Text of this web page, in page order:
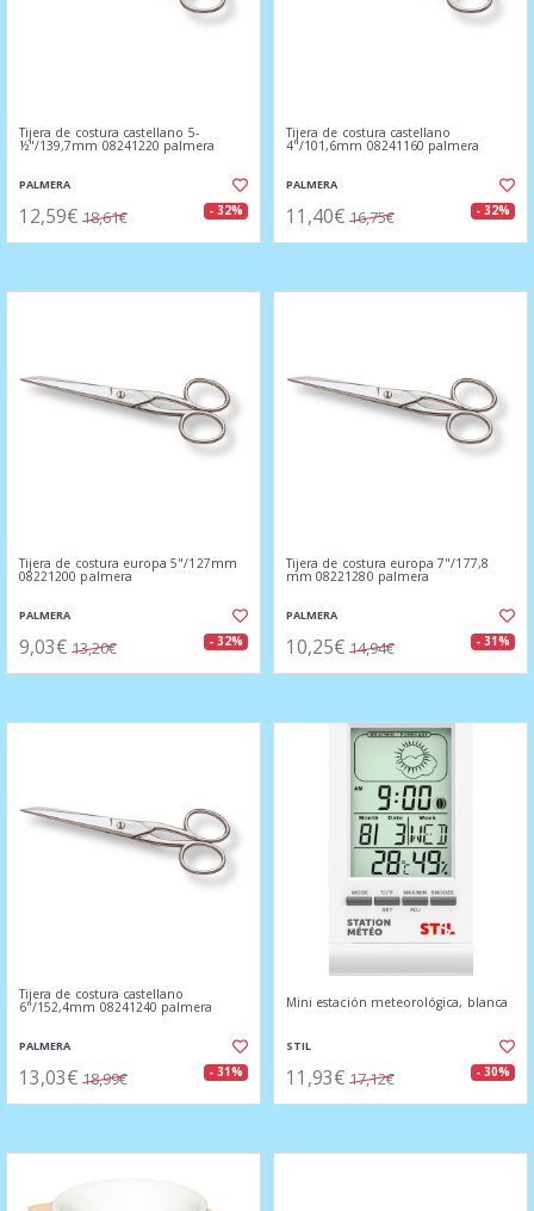
Tijera de costura castellano 5-
½"/139,7mm 08241220 palmera
PALMERA
12,59€ 18,61€ - 32%
Tijera de costura castellano
4"/101,6mm 08241160 palmera
PALMERA
11,40€ 16,75€ - 32%
Tijera de costura europa 5"/127mm
08221200 palmera
PALMERA
9,03€ 13,20€ - 32%
Tijera de costura europa 7"/177,8
mm 08221280 palmera
PALMERA
10,25€ 14,94€ - 31%
Tijera de costura castellano
6"/152,4mm 08241240 palmera
PALMERA
13,03€ 18,99€ - 31%
Mini estación meteorológica, blanca
STIL
11,93€ 17,12€ - 30%